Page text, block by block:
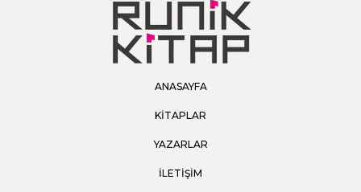
ANASAYFA
KİTAPLAR
YAZARLAR
İLETİŞİM